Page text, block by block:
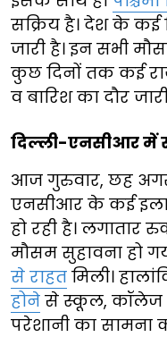
सक्रिय है। देश के कई
जारी है। इन सभी
कुछ दिनों तक कई
व बारिश का दौर
दिल्ली-एनसीआर में
आज गुरुवार, छह
एनसीआर के कई
हो रही है। लगातार
मौसम सुहावना हो
से राहत मिली।
होने से स्कूल, कॉलेज
परेशानी का सामना